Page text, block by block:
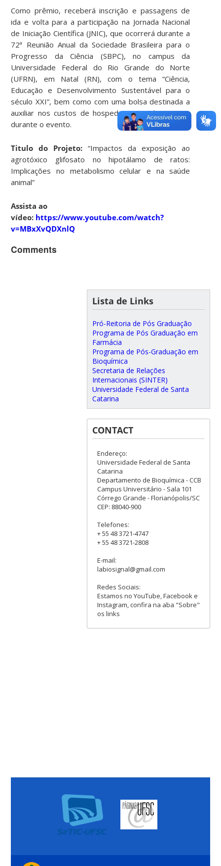
Como prêmio, receberá inscrição e passagens de
ida e volta para a participação na Jornada Nacional
de Iniciação Científica (JNIC), que ocorrerá durante a
72ª Reunião Anual da Sociedade Brasileira para o
Progresso da Ciência (SBPC), no campus da
Universidade Federal do Rio Grande do Norte
(UFRN), em Natal (RN), com o tema “Ciência,
Educação e Desenvolvimento Sustentável para o
século XXI”, bem como com uma bolsa destinada a
auxiliar nos custos de hospedagem e alimentação
durante o evento.
Titulo do Projeto: “Impactos da exposição ao
agrotóxico glifosato no hipotálamo de ratos:
Implicações no metabolismo celular e na saúde
animal”
Assista ao
vídeo: https://www.youtube.com/watch?
v=MBxXvQDXnlQ
Comments
Lista de Links
Pró-Reitoria de Pós Graduação
Programa de Pós Graduação em
Farmácia
Programa de Pós-Graduação em
Bioquímica
Secretaria de Relações
Internacionais (SINTER)
Universidade Federal de Santa
Catarina
CONTACT
Endereço:
Universidade Federal de Santa
Catarina
Departamento de Bioquímica - CCB
Campus Universitário - Sala 101
Córrego Grande - Florianópolis/SC
CEP: 88040-900
Telefones:
+ 55 48 3721-4747
+ 55 48 3721-2808
E-mail:
labiosignal@gmail.com
Redes Sociais:
Estamos no YouTube, Facebook e
Instagram, confira na aba "Sobre"
os links